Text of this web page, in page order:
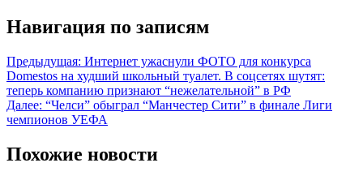
Навигация по записям
Предыдущая: Интернет ужаснули ФОТО для конкурса
Domestos на худший школьный туалет. В соцсетях шутят:
теперь компанию признают “нежелательной” в РФ
Далее: “Челси” обыграл “Манчестер Сити” в финале Лиги
чемпионов УЕФА
Похожие новости